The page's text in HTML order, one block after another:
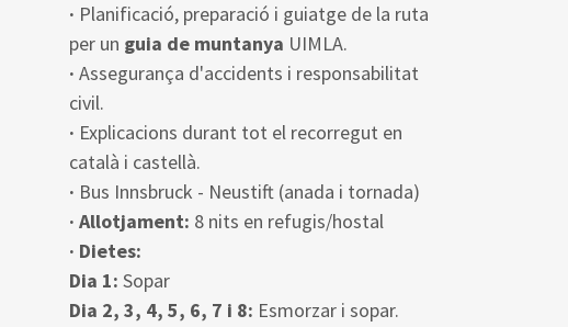
· Planificació, preparació i guiatge de la ruta
per un guia de muntanya UIMLA.
·Assegurança d'accidents i responsabilitat
civil.
· Explicacions durant tot el recorregut en
català i castellà.
· Bus Innsbruck - Neustift (anada i tornada)
· Allotjament: 8 nits en refugis/hostal
· Dietes:
Dia 1: Sopar
Dia 2, 3, 4, 5, 6, 7 i 8: Esmorzar i sopar.